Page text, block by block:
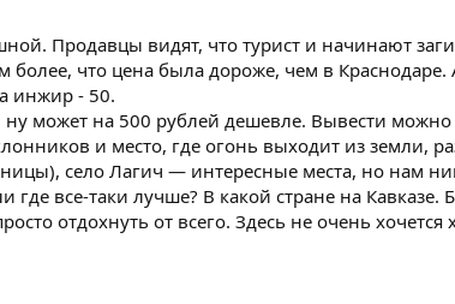
Продавцы видят, что турист и начинают
что цена была дороже, чем в Краснодаре.
инжир - 50.
ну может на 500 рублей дешевле. Вывести
и место, где огонь выходит из земли,
село Лагич — интересные места, но нам
все-таки лучше? В какой стране на Кавказе.
отдохнуть от всего. Здесь не очень